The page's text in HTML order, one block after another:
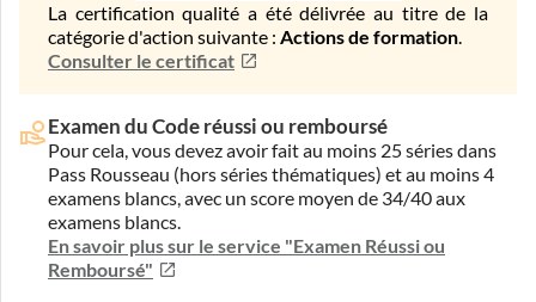
La certification qualité a été délivrée au titre de la
catégorie d'action suivante : Actions de formation.
Consulter le certificat
Examen du Code réussi ou remboursé
Pour cela, vous devez avoir fait au moins 25 séries dans
Pass Rousseau (hors séries thématiques) et au moins 4
examens blancs, avec un score moyen de 34/40 aux
examens blancs.
En savoir plus sur le service "Examen Réussi ou
Remboursé"